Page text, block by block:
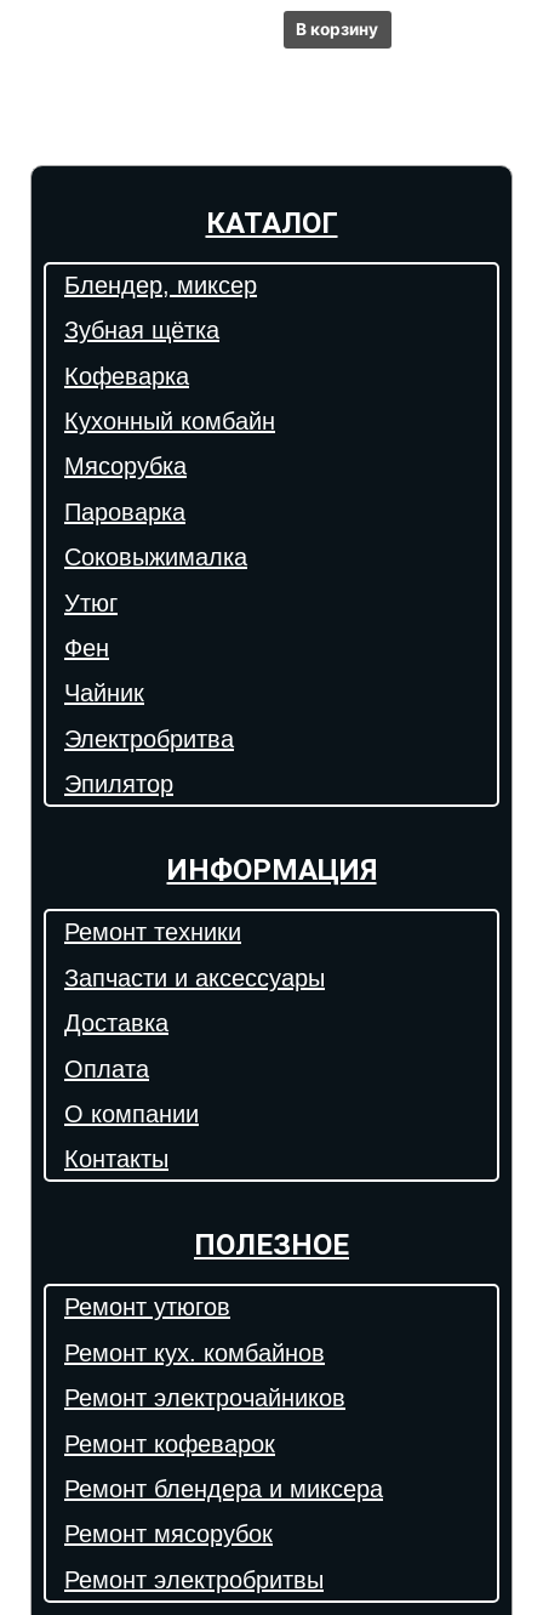
В корзину
КАТАЛОГ
Блендер, миксер
Зубная щётка
Кофеварка
Кухонный комбайн
Мясорубка
Пароварка
Соковыжималка
Утюг
Фен
Чайник
Электробритва
Эпилятор
ИНФОРМАЦИЯ
Ремонт техники
Запчасти и аксессуары
Доставка
Оплата
О компании
Контакты
ПОЛЕЗНОЕ
Ремонт утюгов
Ремонт кух. комбайнов
Ремонт электрочайников
Ремонт кофеварок
Ремонт блендера и миксера
Ремонт мясорубок
Ремонт электробритвы